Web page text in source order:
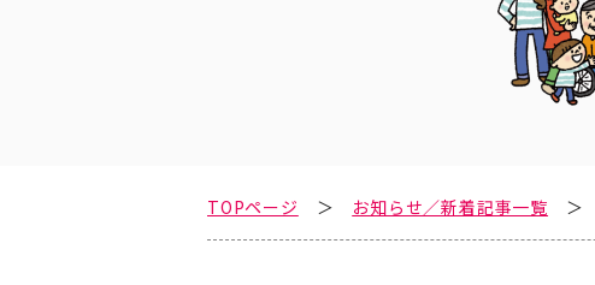
TOPページ お知らせ／新着記事一覧